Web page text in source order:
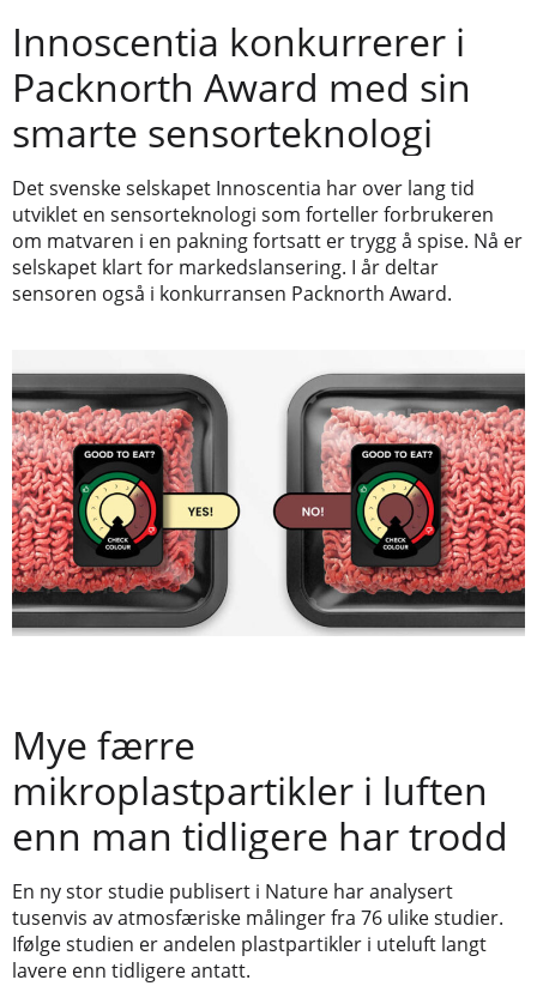
Innoscentia konkurrerer i
Packnorth Award med sin
smarte sensorteknologi
Det svenske selskapet Innoscentia har over lang tid
utviklet en sensorteknologi som forteller forbrukeren
om matvaren i en pakning fortsatt er trygg å spise. Nå er
selskapet klart for markedslansering. I år deltar
sensoren også i konkurransen Packnorth Award.
Mye færre
mikroplastpartikler i luften
enn man tidligere har trodd
En ny stor studie publisert i Nature har analysert
tusenvis av atmosfæriske målinger fra 76 ulike studier.
Ifølge studien er andelen plastpartikler i uteluft langt
lavere enn tidligere antatt.